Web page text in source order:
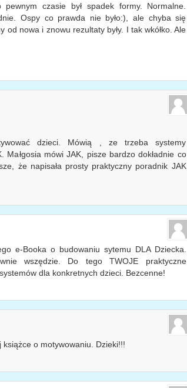
czasie był spadek formy. Normalne.
Ospy co prawda nie było:), ale chyba się
od nowa i znowu rezultaty były. I tak wkółko. Ale
dzieci. Mówią , ze trzeba systemy
Małgosia mówi JAK, pisze bardzo dokładnie co
że napisała prosty praktyczny poradnik JAK
e-Booka o budowaniu sytemu DLA Dziecka.
wszędzie. Do tego TWOJE praktyczne
dla konkretnych dzieci. Bezcenne!
o motywowaniu. Dzieki!!!